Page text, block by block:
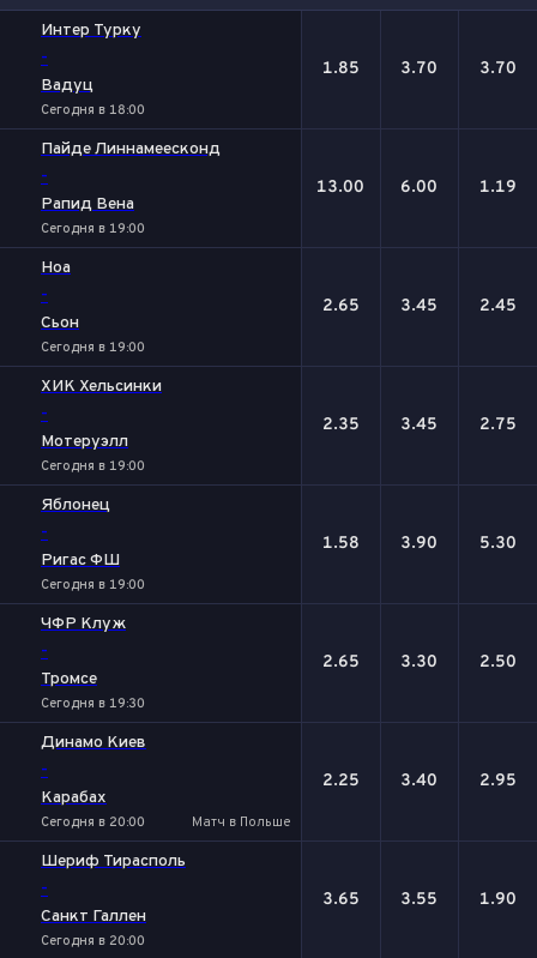
Интер Турку
-
Вадуц
Сегодня в 18:00
1.85 3.70 3.70
Пайде Линнамеесконд
-
Рапид Вена
Сегодня в 19:00
13.00 6.00 1.19
Ноа
-
Сьон
Сегодня в 19:00
2.65 3.45 2.45
ХИК Хельсинки
-
Мотеруэлл
Сегодня в 19:00
2.35 3.45 2.75
Яблонец
-
Ригас ФШ
Сегодня в 19:00
1.58 3.90 5.30
ЧФР Клуж
-
Тромсе
Сегодня в 19:30
2.65 3.30 2.50
Динамо Киев
-
Карабах
Сегодня в 20:00 Матч в Польше
2.25 3.40 2.95
Шериф Тирасполь
-
Санкт Галлен
Сегодня в 20:00
3.65 3.55 1.90